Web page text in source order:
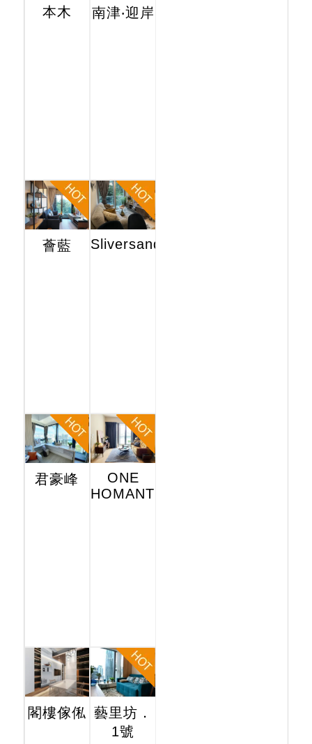
本木 南津‧迎岸
薈藍 Sliversands
君豪峰
ONE
HOMANTIN
閣樓傢俬 藝里坊．
1號